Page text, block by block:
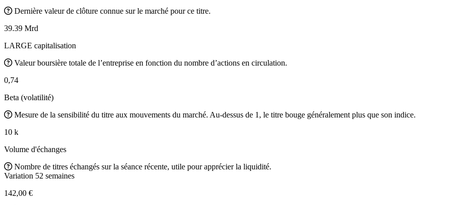
Dernière valeur de clôture connue sur le marché pour ce titre.
39.39 Mrd
LARGE capitalisation
Valeur boursière totale de l’entreprise en fonction du nombre d’actions en circulation.
0,74
Beta (volatilité)
Mesure de la sensibilité du titre aux mouvements du marché. Au-dessus de 1, le titre bouge généralement plus que son indice.
10 k
Volume d'échanges
Nombre de titres échangés sur la séance récente, utile pour apprécier la liquidité.
Variation 52 semaines
142,00 €